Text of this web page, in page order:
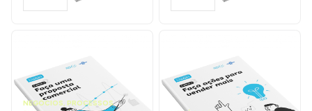
NEGÓCIOS, PROCESSOS